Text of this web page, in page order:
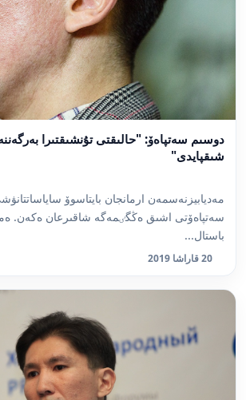
دوسىم سەتپاەۆ: "حالىقتى تۇنشىقتىرا
شىقپايدى"
مەديابيزنەسمەن ارمانجان بايتاسوۆ
سەتپاەۆتى اشىق ەڭگٸمەگە شاقىرعان ەكەن.
باستال...
20 قاراشا 2019